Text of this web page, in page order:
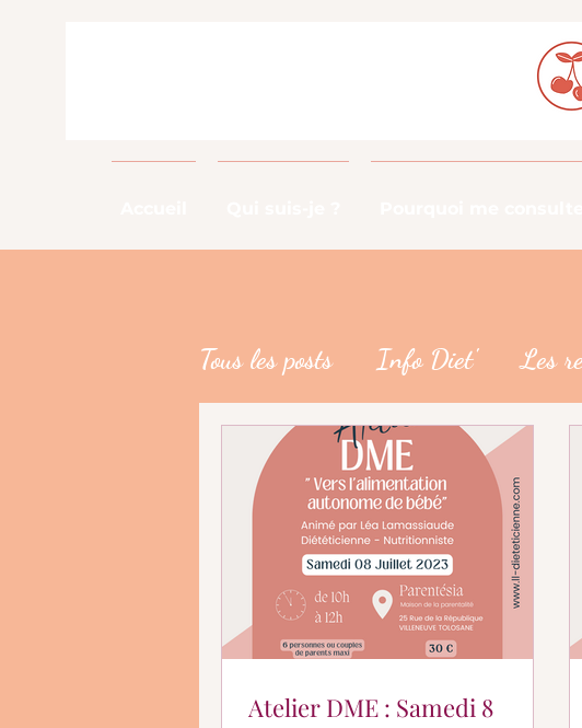
Tous les posts Info Diet' Les
Info Métier DME De la
En quoi puis-je vous aider ?
Atelier DME : Samedi 8